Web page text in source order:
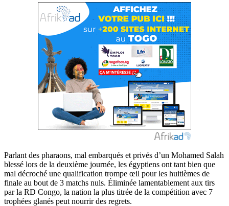
Parlant des pharaons, mal embarqués et privés d’un Mohamed Salah
blessé lors de la deuxième journée, les égyptiens ont tant bien que
mal décroché une qualification trompe œil pour les huitièmes de
finale au bout de 3 matchs nuls. Éliminée lamentablement aux tirs
par la RD Congo, la nation la plus titrée de la compétition avec 7
trophées glanés peut nourrir des regrets.